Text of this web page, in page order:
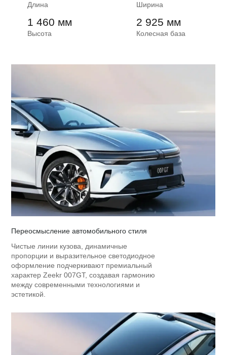
Длина Ширина
1 460 мм
Высота
2 925 мм
Колесная база
Переосмысление автомобильного стиля
Чистые линии кузова, динамичные
пропорции и выразительное светодиодное
оформление подчеркивают премиальный
характер Zeekr 007GT, создавая гармонию
между современными технологиями и
эстетикой.